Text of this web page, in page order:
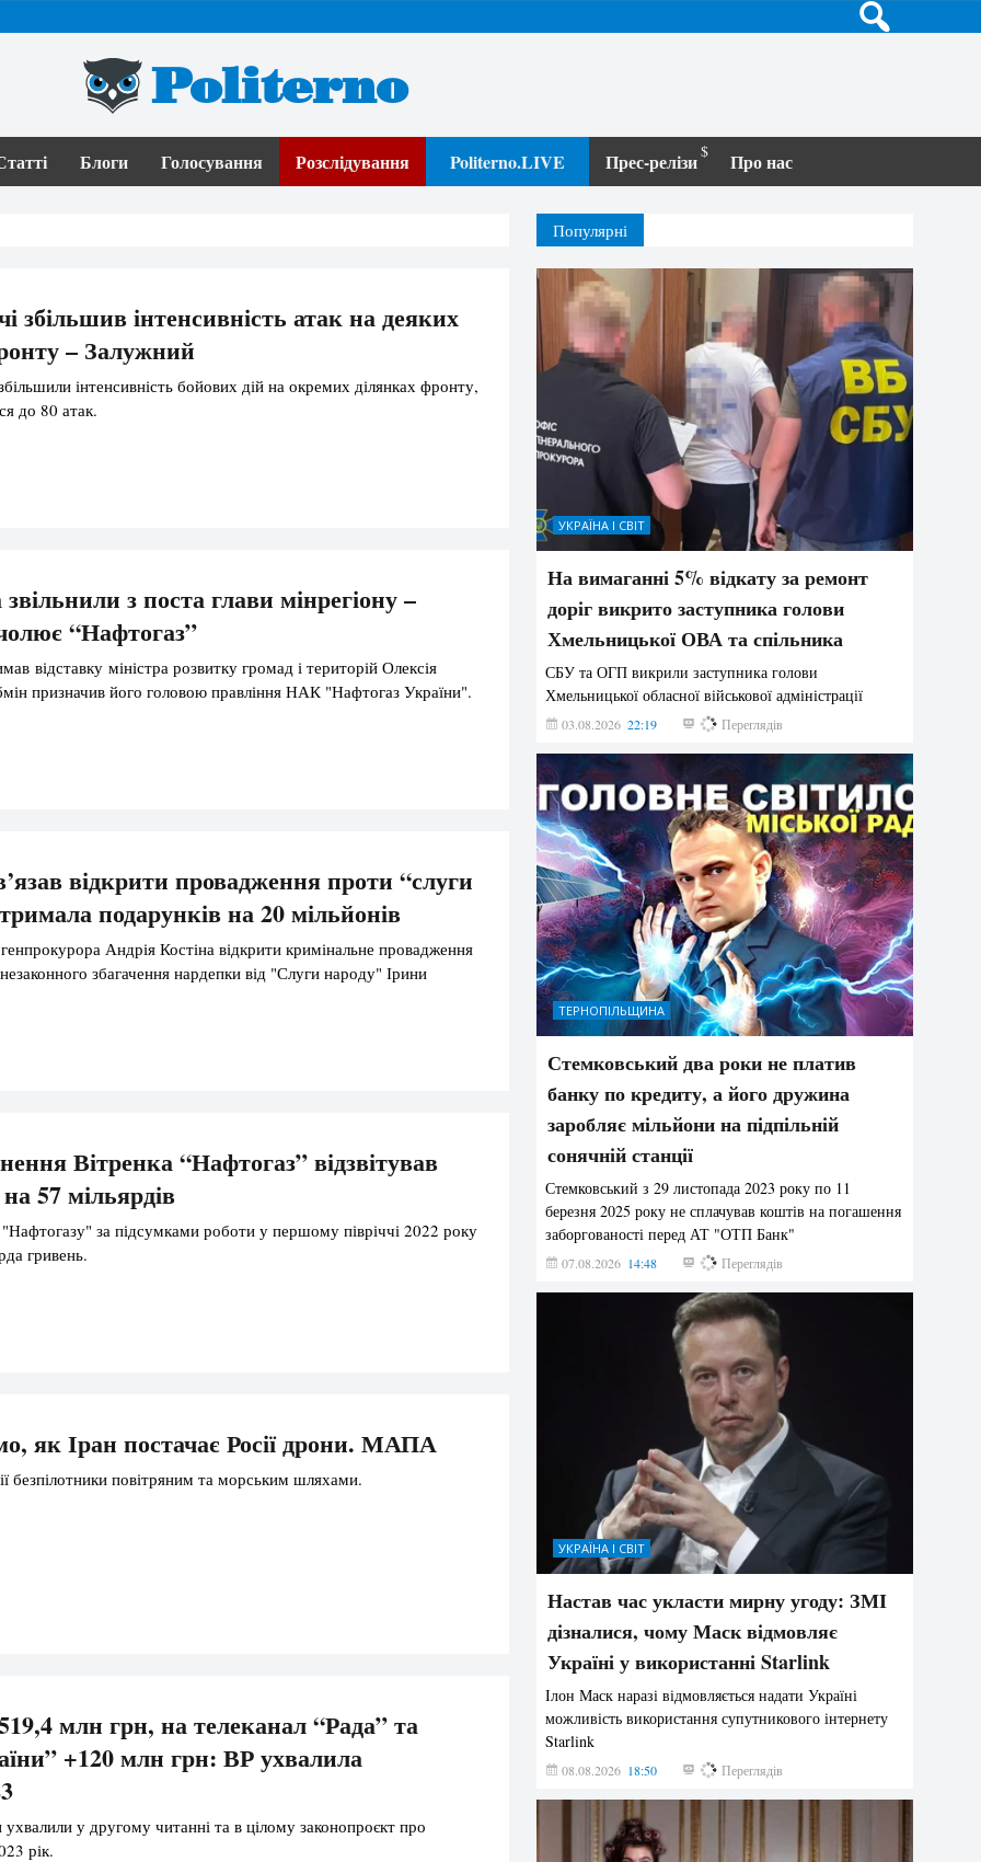
Politerno
Блоги Голосування Розслідування Politerno.LIVE Прес-релізи Про нас
збільшив інтенсивність атак на деяких
– Залужний
інтенсивність бойових дій на окремих ділянках фронту,
до 80 атак.
з поста глави мінрегіону –
“Нафтогаз”
відставку міністра розвитку громад і територій Олексія
призначив його головою правління НАК "Нафтогаз України".
відкрити провадження проти “слуги
подарунків на 20 мільйонів
Андрія Костіна відкрити кримінальне провадження
збагачення нардепки від "Слуги народу" Ірини
Вітренка “Нафтогаз” відзвітував
57 мільярдів
"Нафтогазу" за підсумками роботи у першому півріччі 2022 року
гривень.
як Іран постачає Росії дрони. МАПА
безпілотники повітряним та морським шляхами.
млн грн, на телеканал “Рада” та
+120 млн грн: ВР ухвалила
у другому читанні та в цілому законопроєкт про
рік.
Популярні
УКРАЇНА І СВІТ
На вимаганні 5% відкату за ремонт
доріг викрито заступника голови
Хмельницької ОВА та спільника
СБУ та ОГП викрили заступника голови
Хмельницької обласної військової адміністрації
03.08.2026 22:19 888 Переглядів
ТЕРНОПІЛЬЩИНА
Стемковський два роки не платив
банку по кредиту, а його дружина
заробляє мільйони на підпільній
сонячній станції
Стемковський з 29 листопада 2023 року по 11
березня 2025 року не сплачував коштів на погашення
заборгованості перед АТ "ОТП Банк"
07.08.2026 14:48 426 Переглядів
УКРАЇНА І СВІТ
Настав час укласти мирну угоду: ЗМІ
дізналися, чому Маск відмовляє
Україні у використанні Starlink
Ілон Маск наразі відмовляється надати Україні
можливість використання супутникового інтернету
Starlink
08.08.2026 18:50 311 Переглядів